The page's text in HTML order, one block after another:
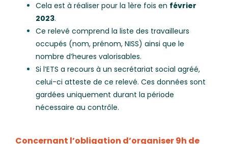
Cela est à réaliser pour la 1ère fois en février
2023.
Ce relevé comprend la liste des travailleurs
occupés (nom, prénom, NISS) ainsi que le
nombre d’heures valorisables.
Si l’ETS a recours à un secrétariat social agréé,
celui-ci atteste de ce relevé. Ces données sont
gardées uniquement durant la période
nécessaire au contrôle.
Concernant l’obligation d’organiser 9h de